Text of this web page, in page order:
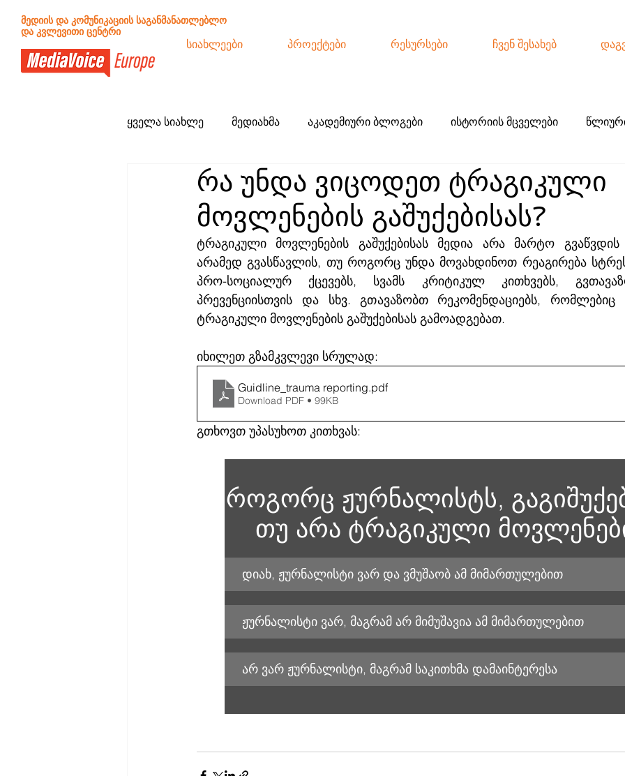
სიახლეები პროექტები რესურსები ჩვენ შესახებ
მედიის და კომუნიკაციის საგანმანათლებლო
და კვლევითი ცენტრი
ყველა სიახლე მედიახმა აკადემიური ბლოგები ისტორიის მცველები
განცხადებები სამოქალაქო ჟურნალისტიკა
რა უნდა ვიცოდეთ ტრაგიკული
მოვლენების გაშუქებისას?
ტრაგიკული მოვლენების გაშუქებისას მედია არა მარტო გვაწვდის
არამედ გვასწავლის, თუ როგორც უნდა მოვახდინოთ რეაგირება
პრო-სოციალურ ქცევებს, სვამს კრიტიკულ კითხვებს,
პრევენციისთვის და სხვ. გთავაზობთ რეკომენდაციებს, რომლებიც
ტრაგიკული მოვლენების გაშუქებისას გამოადგებათ.
იხილეთ გზამკვლევი სრულად:
Guidline_trauma reporting.pdf
Download PDF • 99KB
გთხოვთ უპასუხოთ კითხვას:
როგორც ჟურნალისტს,
თუ არა ტრაგიკული
დიახ, ჟურნალისტი ვარ და ვმუშაობ ამ მიმართულებით
ჟურნალისტი ვარ, მაგრამ არ მიმუშავია ამ მიმართულებით
არ ვარ ჟურნალისტი, მაგრამ საკითხმა დამაინტერესა